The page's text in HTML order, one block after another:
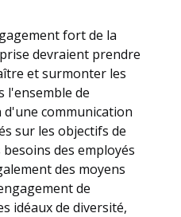
fort de la
devraient prendre
et surmonter les
l'ensemble de
communication
sur les objectifs de
des employés
des moyens
de
idéaux de diversité,